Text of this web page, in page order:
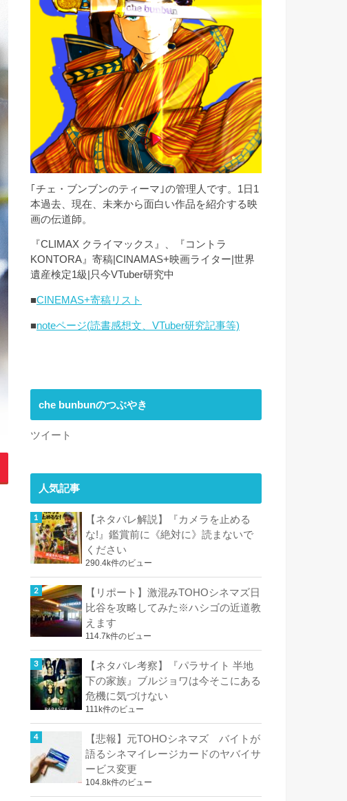
｢チェ・ブンブンのティーマ｣の管理人です。1日1
本過去、現在、未来から面白い作品を紹介する映
画の伝道師。
『CLIMAX クライマックス』、『コントラ
KONTORA』寄稿|CINAMAS+映画ライター|世界
遺産検定1級|只今VTuber研究中
■CINEMAS+寄稿リスト
■noteページ(読書感想文、VTuber研究記事等)
che bunbunのつぶやき
ツイート
人気記事
【ネタバレ解説】『カメラを止める
な!』鑑賞前に《絶対に》読まないで
ください
290.4k件のビュー
【リポート】激混みTOHOシネマズ日
比谷を攻略してみた※ハシゴの近道教
えます
114.7k件のビュー
【ネタバレ考察】『パラサイト 半地
下の家族』ブルジョワは今そこにある
危機に気づけない
111k件のビュー
【悲報】元TOHOシネマズ バイトが
語るシネマイレージカードのヤバイサ
ービス変更
104.8k件のビュー